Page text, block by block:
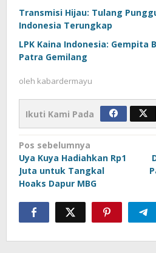
Transmisi Hijau: Tulang
Indonesia Terungkap
LPK Kaina Indonesia: Gempita
Patra Gemilang
oleh kabardermayu
Ikuti Kami Pada
Navigasi
pos
Pos sebelumnya
Uya Kuya Hadiahkan Rp1
Juta untuk Tangkal
Hoaks Dapur MBG